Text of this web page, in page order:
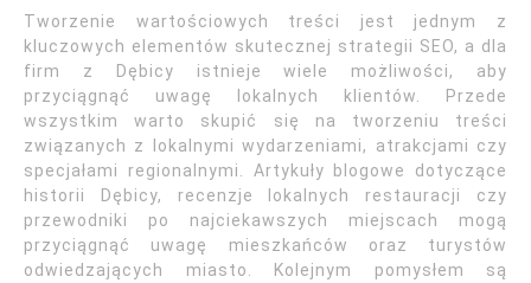
Tworzenie wartościowych treści jest jednym z
kluczowych elementów skutecznej strategii SEO, a dla
firm z Dębicy istnieje wiele możliwości, aby
przyciągnąć uwagę lokalnych klientów. Przede
wszystkim warto skupić się na tworzeniu treści
związanych z lokalnymi wydarzeniami, atrakcjami czy
specjałami regionalnymi. Artykuły blogowe dotyczące
historii Dębicy, recenzje lokalnych restauracji czy
przewodniki po najciekawszych miejscach mogą
przyciągnąć uwagę mieszkańców oraz turystów
odwiedzających miasto. Kolejnym pomysłem są